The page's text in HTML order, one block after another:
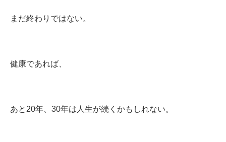
まだ終わりではない。
健康であれば、
あと20年、30年は人生が続くかもしれない。